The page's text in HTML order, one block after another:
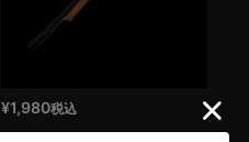
¥1,980税込